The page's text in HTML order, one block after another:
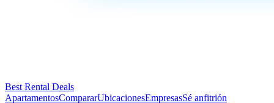
Best Rental Deals
ApartamentosCompararUbicacionesEmpresasSé anfitrión